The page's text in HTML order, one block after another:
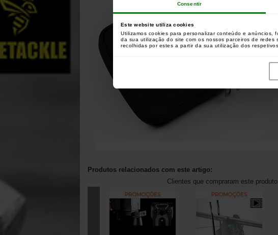
Consentir
Este website utiliza cookies
Utilizamos cookies para personalizar conteúdo e anúncios,
da sua utilização do site com os nossos parceiros de
recolhidas por estes a partir da sua utilização dos respetivos
Produtos relacionados com este artigo:
Clientes que compraram este